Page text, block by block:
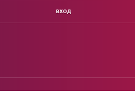
ВХОД